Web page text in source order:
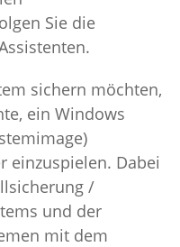
Sie die
sichern möchten,
ein Windows
einzuspielen. Dabei
/
und der
mit dem